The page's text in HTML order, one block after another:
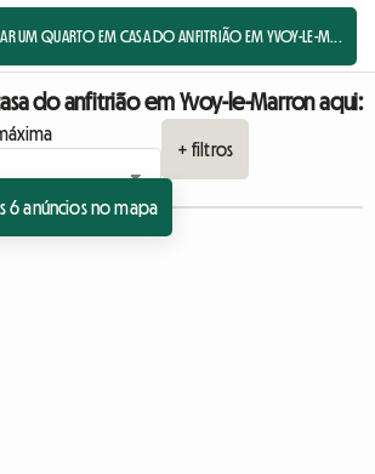
UM QUARTO EM CASA DO ANFITRIÃO EM YVOY-LE-M...
do anfitrião em Yvoy-le-Marron aqui:
+ filtros
6 anúncios no mapa